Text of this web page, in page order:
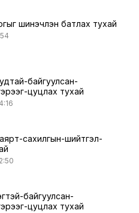
шинэчлэн батлах тухай
байгуулсан-
цуцлах тухай
сахилгын-шийтгэл-
байгуулсан-
цуцлах тухай